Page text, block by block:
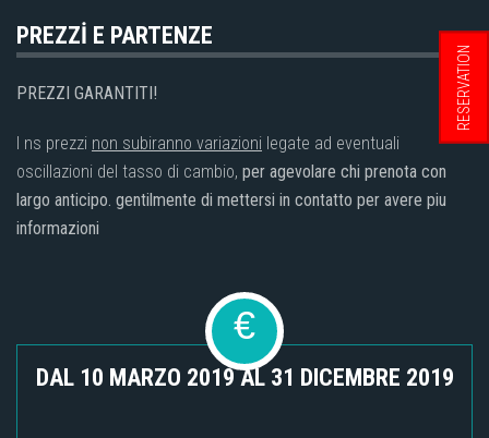
PREZZİ E PARTENZE
PREZZI GARANTITI!
I ns prezzi non subiranno variazioni legate ad eventuali
oscillazioni del tasso di cambio, per agevolare chi prenota con
largo anticipo. gentilmente di mettersi in contatto per avere piu
informazioni
€
DAL 10 MARZO 2019 AL 31 DICEMBRE 2019
RESERVATION